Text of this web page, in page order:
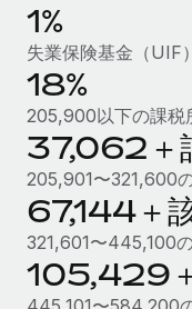
デバイス管理
ITデバイスを世界規
法人設立
法令順守した法人を
移住・転勤
従業員の異動をスム
福利厚生
従業員の福利厚生を
グローバル給与処理
EORおよびPEO
税務
ブログを読む
ブログ
1%
失業保険基金（UIF）
18%
205,900以下の課税
37,062＋
205,901〜321,600
67,144＋
321,601〜445,100
105,429